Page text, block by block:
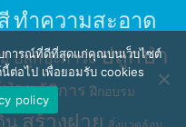
ทำความสะอาด
ปลูกปะการัง ปลูกป่า
วยผู้พิการ ฝึกอบรม
นสร้างฝาย
บการณ์ที่ดีที่สุดแก่คุณบนเว็บไซต์
ต่อไป เพื่อยอมรับ cookies
policy